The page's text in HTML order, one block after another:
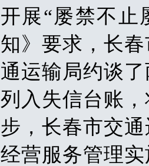
开展“屡禁不止
知》要求，长
通运输局约谈
列入失信台账
步，长春市交
经营服务管理